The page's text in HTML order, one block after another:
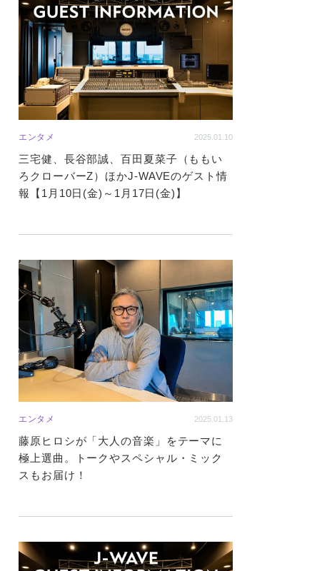
エンタメ 2025.01.10
三宅健、長谷部誠、百田夏菜子（ももい
ろクローバーZ）ほかJ-WAVEのゲスト情
報【1月10日(金)～1月17日(金)】
エンタメ 2025.01.13
藤原ヒロシが「大人の音楽」をテーマに
極上選曲。トークやスペシャル・ミック
スもお届け！